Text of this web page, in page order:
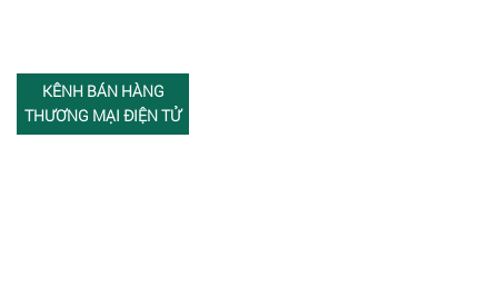
KÊNH BÁN HÀNG
THƯƠNG MẠI ĐIỆN TỬ